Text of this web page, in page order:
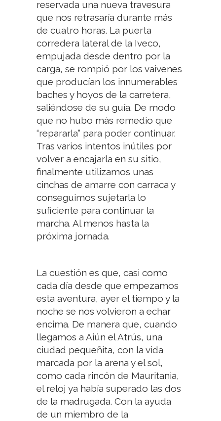
reservada una nueva travesura
que nos retrasaría durante más
de cuatro horas. La puerta
corredera lateral de la Iveco,
empujada desde dentro por la
carga, se rompió por los vaivenes
que producían los innumerables
baches y hoyos de la carretera,
saliéndose de su guía. De modo
que no hubo más remedio que
“repararla” para poder continuar.
Tras varios intentos inútiles por
volver a encajarla en su sitio,
finalmente utilizamos unas
cinchas de amarre con carraca y
conseguimos sujetarla lo
suficiente para continuar la
marcha. Al menos hasta la
próxima jornada.
La cuestión es que, casi como
cada día desde que empezamos
esta aventura, ayer el tiempo y la
noche se nos volvieron a echar
encima. De manera que, cuando
llegamos a Aiún el Atrús, una
ciudad pequeñita, con la vida
marcada por la arena y el sol,
como cada rincón de Mauritania,
el reloj ya había superado las dos
de la madrugada. Con la ayuda
de un miembro de la